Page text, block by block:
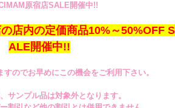
原宿店SALE開催中!!
店内の定価商品10%～50%OFF S
ALE開催中!!
のでお早めにこの機会をご利用下さい。
サンプル品は対象外となります。